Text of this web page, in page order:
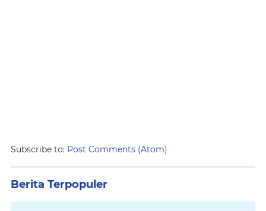
Subscribe to: Post Comments (Atom)
Berita Terpopuler